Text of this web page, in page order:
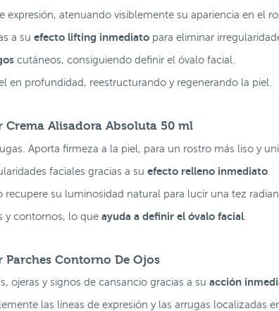
expresión, atenuando visiblemente su apariencia en el
a su efecto lifting inmediato para eliminar
cutáneos, consiguiendo definir el óvalo facial.
en profundidad, reestructurando y regenerando la piel.
Crema Alisadora Absoluta 50 ml
Aporta firmeza a la piel, para un rostro más liso y
faciales gracias a su efecto relleno inmediato
recupere su luminosidad natural para lucir una tez
y contornos, lo que ayuda a definir el óvalo facial
Parches Contorno De Ojos
ojeras y signos de cansancio gracias a su acción
las líneas de expresión y las arrugas localizadas